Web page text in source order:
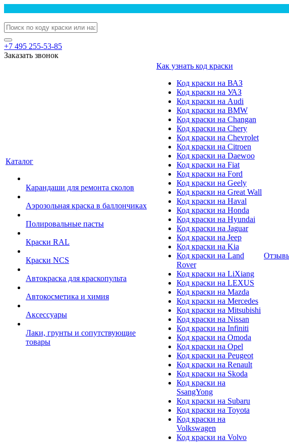
+7 495 255-53-85
Заказать звонок
Каталог
Карандаши для ремонта сколов
Аэрозольная краска в баллончиках
Полировальные пасты
Краски RAL
Краски NCS
Автокраска для краскопульта
Автокосметика и химия
Аксессуары
Лаки, грунты и сопутствующие
товары
Как узнать код краски
Код краски на ВАЗ
Код краски на УАЗ
Код краски на Audi
Код краски на BMW
Код краски на Changan
Код краски на Chery
Код краски на Chevrolet
Код краски на Citroen
Код краски на Daewoo
Код краски на Fiat
Код краски на Ford
Код краски на Geely
Код краски на Great Wall
Код краски на Haval
Код краски на Honda
Код краски на Hyundai
Код краски на Jaguar
Код краски на Jeep
Код краски на Kia
Код краски на Land
Rover
Код краски на LiXiang
Код краски на LEXUS
Код краски на Mazda
Код краски на Mercedes
Код краски на Mitsubishi
Код краски на Nissan
Код краски на Infiniti
Код краски на Omoda
Код краски на Opel
Код краски на Peugeot
Код краски на Renault
Код краски на Skoda
Код краски на
SsangYong
Код краски на Subaru
Код краски на Toyota
Код краски на
Volkswagen
Код краски на Volvo